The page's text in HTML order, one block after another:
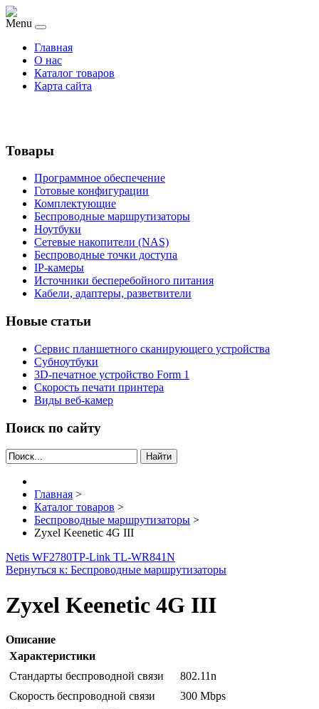
Menu
Главная
О нас
Каталог товаров
Карта сайта
Товары
Программное обеспечение
Готовые конфигурации
Комплектующие
Беспроводные маршрутизаторы
Ноутбуки
Сетевые накопители (NAS)
Беспроводные точки доступа
IP-камеры
Источники бесперебойного питания
Кабели, адаптеры, разветвители
Новые статьи
Сервис планшетного сканирующего устройства
Субноутбуки
3D-печатное устройство Form 1
Скорость печати принтера
Виды веб-камер
Поиск по сайту
Найти
Главная >
Каталог товаров >
Беспроводные маршрутизаторы >
Zyxel Keenetic 4G III
Netis WF2780TP-Link TL-WR841N
Вернуться к: Беспроводные маршрутизаторы
Zyxel Keenetic 4G III
Описание
Характеристики
Стандарты беспроводной связи
802.11n
Скорость беспроводной связи
300 Mbps